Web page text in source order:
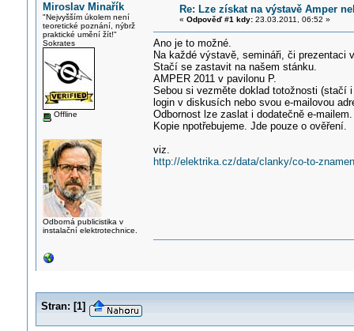
Miroslav Minařík
"Nejvyšším úkolem není
teoretické poznání, nýbrž
praktické umění žít!"
Sokrates
Offline
Odborná publicistika v
instalační elektrotechnice.
Re: Lze získat na výstavě Amper
« Odpověď #1 kdy:23.03.2011, 06:52 »
Ano je to možné.
Na každé výstavě, semináři, či prezentaci
Stačí se zastavit na našem stánku.
AMPER 2011 v pavilonu P.
Sebou si vezměte doklad totožnosti (stačí
login v diskusích nebo svou e-mailovou
Odbornost lze zaslat i dodatečně e-
Kopie npotřebujeme. Jde pouze o ověření.
viz.
http://elektrika.cz/data/clanky/co-to-
Stran: [1]